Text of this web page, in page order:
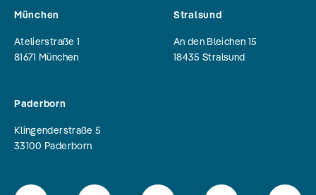
München
Atelierstraße 1
81671 München
Stralsund
An den Bleichen 15
18435 Stralsund
Paderborn
Klingenderstraße 5
33100 Paderborn